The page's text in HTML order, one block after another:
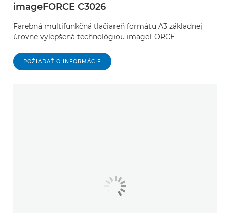
imageFORCE C3026
Farebná multifunkčná tlačiareň formátu A3 základnej
úrovne vylepšená technológiou imageFORCE
POŽIADAŤ O INFORMÁCIE